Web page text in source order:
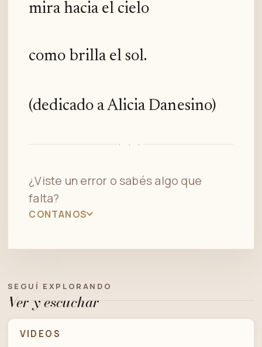
mira hacia el cielo
como brilla el sol.
(dedicado a Alicia Danesino)
· · ·
¿Viste un error o sabés algo que
falta?
CONTANOS
SEGUÍ EXPLORANDO
Ver y escuchar
VIDEOS